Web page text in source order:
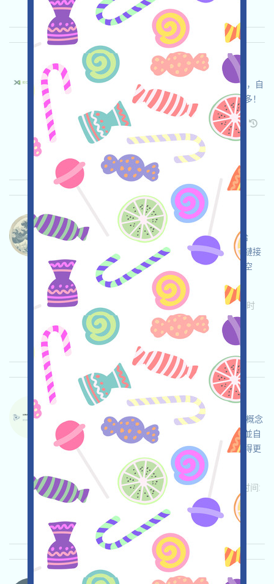
X1ecochain-ECO 语言：
X1ecochain正在進行激勵測試網，打开活动页面，自
行儘調並自負安全，完成各项任务，邀请获得更多！
关联:需申请 Twitter ETH/ERC/EVM
邀请
收录时间: 2026/04/25
重要程度:
★★☆ 查阅详情
Whalecoineth-Whalecoin 语言：
Whalecoin正在空投，這是一個MEME幣，空投給
CryptoOG持有者，現在是X(Twitter)倫，不需要鏈接
錢包，請自行儘調並自負安全，檢查資格，領取空
投！
关联: 需申请 ETH/ERC/EVM
收录时
间: 2026/04/25
重要程度:
2.9 查阅详情
DACHAIN-QE 语言：
DACHAIN正在進行激勵測試網，這是一個抗量子概念
的區塊鏈項目，打开活动页面，自行儘調，確保並自
負安全，链接钱包，完成各项免費任务，邀请获得更
关联: 需申请 ETH/ERC/EVM 邀请
收录时间:
2026/04/25
重要程度:★★★ 3.0 查阅详情